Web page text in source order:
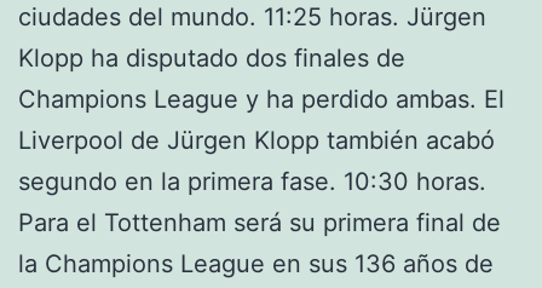
ciudades del mundo. 11:25 horas. Jürgen
Klopp ha disputado dos finales de
Champions League y ha perdido ambas. El
Liverpool de Jürgen Klopp también acabó
segundo en la primera fase. 10:30 horas.
Para el Tottenham será su primera final de
la Champions League en sus 136 años de